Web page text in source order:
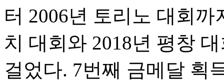
터 2006년 토리노 대회
치 대회와 2018년 평창
걸었다. 7번째 금메달 획